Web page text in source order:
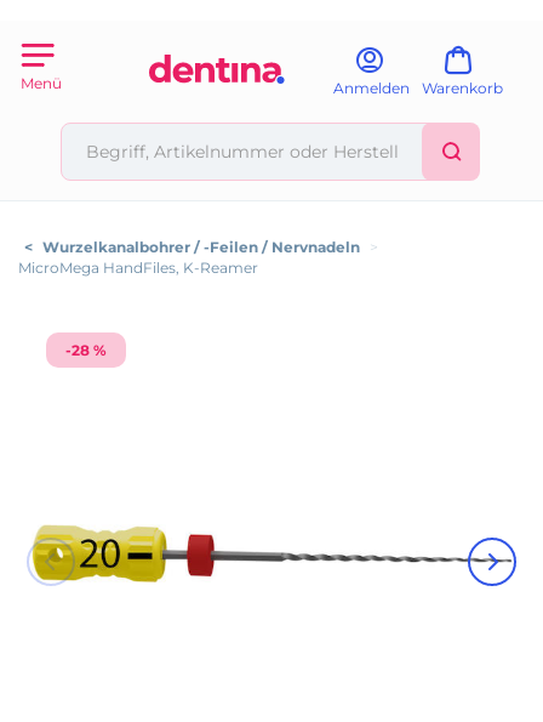
Menü Anmelden Warenkorb
< Wurzelkanalbohrer / -Feilen / Nervnadeln >
MicroMega HandFiles, K-Reamer
-28 %